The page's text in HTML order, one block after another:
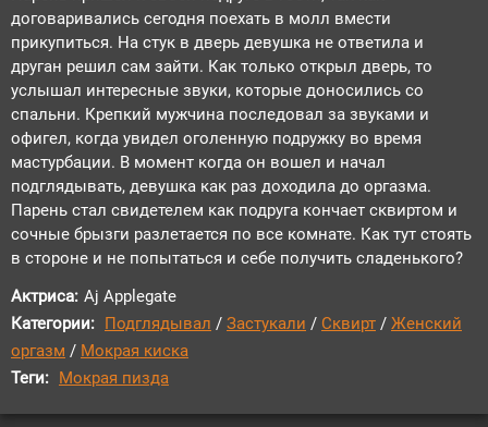
договаривались сегодня поехать в молл вмести
прикупиться. На стук в дверь девушка не ответила и
друган решил сам зайти. Как только открыл дверь, то
услышал интересные звуки, которые доносились со
спальни. Крепкий мужчина последовал за звуками и
офигел, когда увидел оголенную подружку во время
мастурбации. В момент когда он вошел и начал
подглядывать, девушка как раз доходила до оргазма.
Парень стал свидетелем как подруга кончает сквиртом и
сочные брызги разлетается по все комнате. Как тут стоять
в стороне и не попытаться и себе получить сладенького?
Актриса: Aj Applegate
Категории: Подглядывал / Застукали / Сквирт / Женский
оргазм / Мокрая киска
Теги: Мокрая пизда